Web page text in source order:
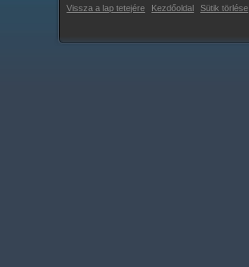
Vissza a lap tetejére Kezdőoldal Sütik törlése